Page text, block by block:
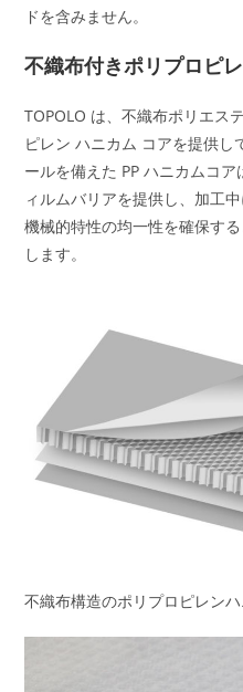
ドを含みません。
不織布付きポリプロピ
TOPOLO は、不織布ポリエス
ピレン ハニカム コアを提供
ールを備えた PP ハニカムコ
ィルムバリアを提供し、加工
機械的特性の均一性を確保す
します。
不織布構造のポリプロピレン